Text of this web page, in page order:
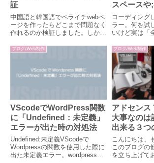
証
中国語と韓国語でペライチwebペ
ージを作ったらどこまで問題なく
作れるのか検証しました。しか
外に対応していないので高度な機
踏まえた上で実際にテキストを
スペースや
コーディング
ラー。何を試
いけど実は「
ロン」のつけ
す。しかもエ
り前の文が悪
しばしば。今
日...
ブログ/Web制作
VScodeでWordPress関数
に「Undefined：未定義」
エラーが出た時の対処法
Undefined:未定義VScodeで
Wordpressの関数を使用した際に
出た未定義エラー。wordpress関
ブログ/Web制作
アドセンス
大事なのは
出来る３つ
こんにちは、
このブログの
を立ち上げて